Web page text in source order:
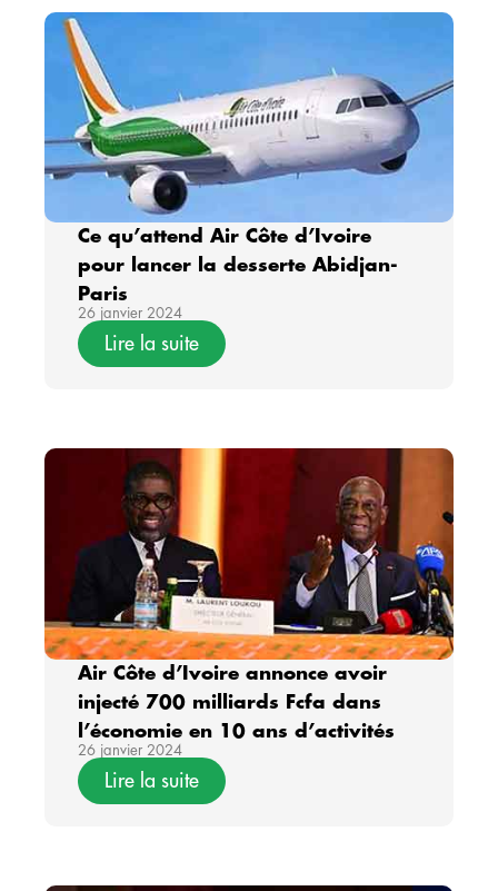
Ce qu’attend Air Côte d’Ivoire
pour lancer la desserte Abidjan-
Paris
26 janvier 2024
Lire la suite
Air Côte d’Ivoire annonce avoir
injecté 700 milliards Fcfa dans
l’économie en 10 ans d’activités
26 janvier 2024
Lire la suite